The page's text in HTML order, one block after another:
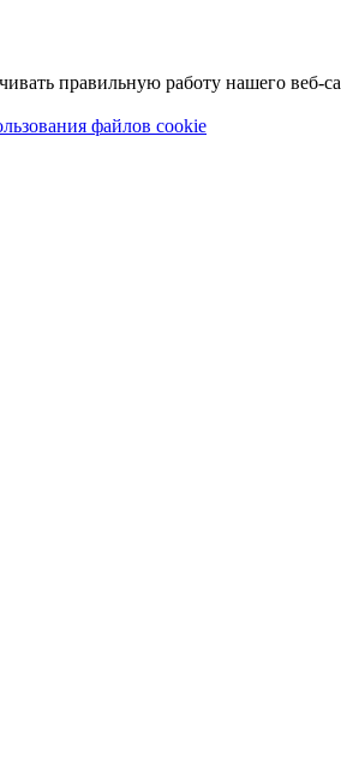
правильную работу нашего веб-
файлов cookie